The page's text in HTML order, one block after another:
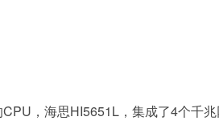
，海思HI5651L，集成了4个千